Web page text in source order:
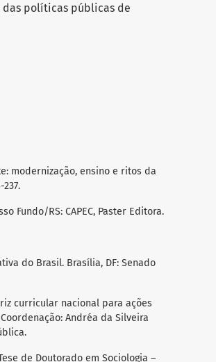
políticas públicas de
modernização, ensino e ritos da
Fundo/RS: CAPEC, Paster Editora.
do Brasil. Brasília, DF: Senado
curricular nacional para ações
Andréa da Silveira
de Doutorado em Sociologia –